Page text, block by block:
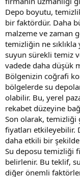
Depo boyutu,
bir faktördür. Daha
malzeme ve zaman
temizliğin ne
suyun sürekli temiz
vadede daha düşük
Bölgenizin coğrafi
bölgelerde su
olabilir. Bu, yerel
rekabet düzeyine
Son olarak, temizliği
fiyatları
daha etkili bir
Su deposu temizliği
belirlenir. Bu teklif,
diğer önemli